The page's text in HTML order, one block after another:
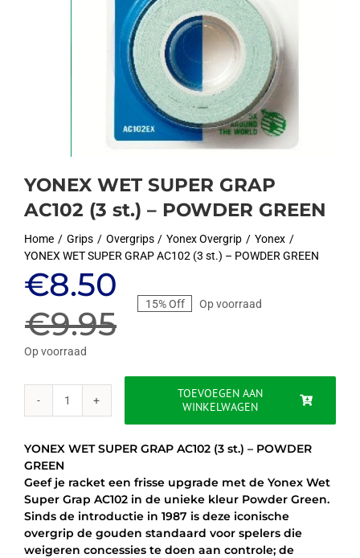
YONEX WET SUPER GRAP
AC102 (3 st.) – POWDER GREEN
Home Grips Overgrips Yonex Overgrip
Yonex
YONEX WET SUPER GRAP AC102 (3 st.) – POWDER GREEN
€9.95
Oorspronkelijke
prijs
was:
€9.95.
€8.50
Huidige
prijs
is:
€8.50.
15% Off Op voorraad
Op voorraad
YONEX
st.)
POWDER
TOEVOEGEN AAN
WINKELWAGEN
YONEX WET SUPER GRAP AC102 (3 st.) – POWDER
GREEN
Geef je racket een frisse upgrade met de Yonex Wet
Super Grap AC102 in de unieke kleur Powder Green.
Sinds de introductie in 1987 is deze iconische
overgrip de gouden standaard voor spelers die
weigeren concessies te doen aan controle; de